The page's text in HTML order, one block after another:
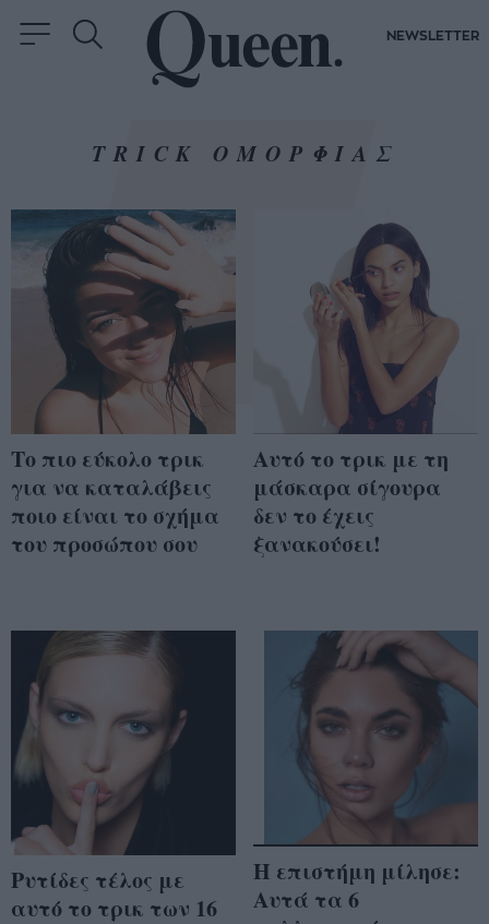
NEWSLETTER
TRICK ΟΜΟΡΦΙΑΣ
Το πιο εύκολο τρικ
για να καταλάβεις
ποιο είναι το σχήμα
του προσώπου σου
Αυτό το τρικ με τη
μάσκαρα σίγουρα
δεν το έχεις
ξανακούσει!
Ρυτίδες τέλος με
αυτό το τρικ των 16
Η επιστήμη μίλησε:
Αυτά τα 6